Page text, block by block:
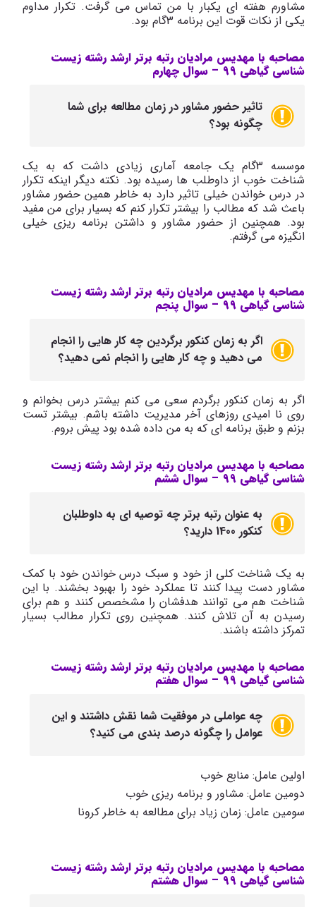
مشاورم هفته ای یکبار با من تماس می گرفت. تکرار مداوم
یکی از نکات قوت این برنامه 3گام بود.
مصاحبه با مهدیس مرادیان رتبه برتر ارشد رشته زیست
شناسی گیاهی 99 – سوال چهارم
تاثیر حضور مشاور در زمان مطالعه برای شما
چگونه بود؟
موسسه 3گام یک جامعه آماری زیادی داشت که به یک
شناخت خوب از داوطلب ها رسیده بود. نکته دیگر اینکه تکرار
در درس خواندن خیلی تاثیر دارد به خاطر همین حضور مشاور
باعث شد که مطالب را بیشتر تکرار کنم که بسیار برای من مفید
بود. همچنین از حضور مشاور و داشتن برنامه ریزی خیلی
انگیزه می گرفتم.
مصاحبه با مهدیس مرادیان رتبه برتر ارشد رشته زیست
شناسی گیاهی 99 – سوال پنجم
اگر به زمان کنکور برگردین چه کار هایی را انجام
می دهید و چه کار هایی را انجام نمی دهید؟
اگر به زمان کنکور برگردم سعی می کنم بیشتر درس بخوانم و
روی نا امیدی روزهای آخر مدیریت داشته باشم. بیشتر تست
بزنم و طبق برنامه ای که به من داده شده بود پیش بروم.
مصاحبه با مهدیس مرادیان رتبه برتر ارشد رشته زیست
شناسی گیاهی 99 – سوال ششم
به عنوان رتبه برتر چه توصیه ای به داوطلبان
کنکور 1400 دارید؟
به یک شناخت کلی از خود و سبک درس خواندن خود با کمک
مشاور دست پیدا کنند تا عملکرد خود را بهبود بخشند. با این
شناخت هم می توانند هدفشان را مشخصص کنند و هم برای
رسیدن به آن تلاش کنند. همچنین روی تکرار مطالب بسیار
تمرکز داشته باشند.
مصاحبه با مهدیس مرادیان رتبه برتر ارشد رشته زیست
شناسی گیاهی 99 – سوال هفتم
چه عواملی در موفقیت شما نقش داشتند و این
عوامل را چگونه درصد بندی می کنید؟
اولین عامل: منابع خوب
دومین عامل: مشاور و برنامه ریزی خوب
سومین عامل: زمان زیاد برای مطالعه به خاطر کرونا
مصاحبه با مهدیس مرادیان رتبه برتر ارشد رشته زیست
شناسی گیاهی 99 – سوال هشتم